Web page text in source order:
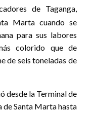
de Taganga,
Marta cuando se
para sus labores
colorido que de
de seis toneladas de
desde la Terminal de
de Santa Marta hasta